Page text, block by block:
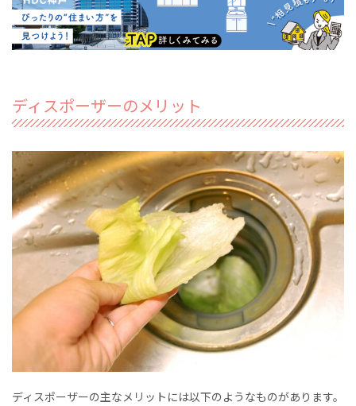
ディスポーザーのメリット
ディスポーザーの主なメリットには以下のようなものがあります。